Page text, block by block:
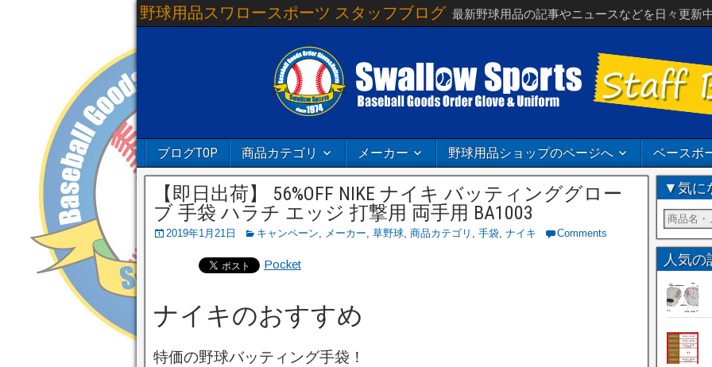
野球用品スワロースポーツ スタッフブログ 最新野球用品の記事やニュースなどを日々更新
ブログTOP 商品カテゴリ メーカー 野球用品ショップのページへ ベースボ
【即日出荷】 56%OFF NIKE ナイキ バッティンググロー
ブ 手袋 ハラチ エッジ 打撃用 両手用 BA1003
2019年1月21日 キャンペーン, メーカー, 草野球, 商品カテゴリ , 手袋, ナイキ Comments
Pocket
ナイキのおすすめ
特価の野球バッティング手袋！
▼気に
人気の